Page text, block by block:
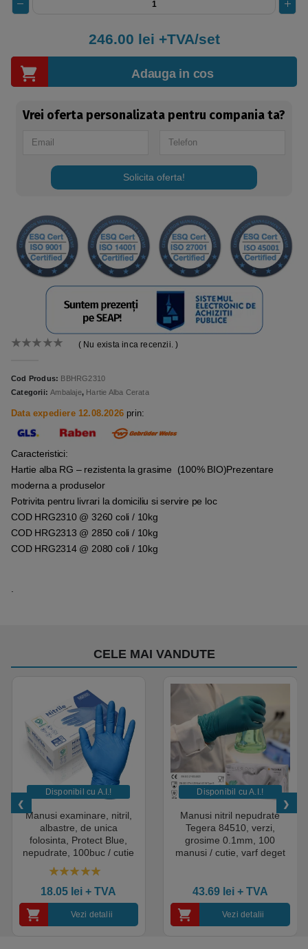
( Nu exista inca recenzii. )
Cod Produs: BBHRG2310
Categorii:Ambalaje, Hartie Alba Cerata
Data expediere 12.08.2026 prin:
Caracteristici:
Hartie alba RG – rezistenta la grasime (100% BIO)Prezentare
moderna a produselor
Potrivita pentru livrari la domiciliu si servire pe loc
COD HRG2310 @ 3260 coli / 10kg
COD HRG2313 @ 2850 coli / 10kg
COD HRG2314 @ 2080 coli / 10kg
246.00 lei +TVA/set
Adauga in cos
Vrei oferta personalizata pentru compania ta?
Solicita oferta!
CELE MAI VANDUTE
Disponibil cu A.I.​!
Manusi examinare, nitril,
albastre, de unica
folosinta, Protect Blue,
nepudrate, 100buc / cutie
pentru medical, HoReCa,
saloane si domeniul
industrial, calitate premium
18.05 lei + TVA
Vezi detalii
Disponibil cu A.I.​!
Manusi nitril nepudrate
Tegera 84510, verzi,
grosime 0.1mm, 100
manusi / cutie, varf deget
43.69 lei+ TVA
Vezi detalii